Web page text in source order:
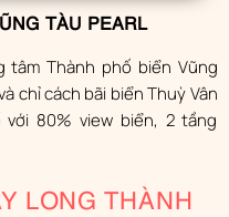
TÀU PEARL
tâm Thành phố biển Vũng
chỉ cách bãi biển Thuỳ Vân
80% view biển, 2 tầng
LONG THÀNH